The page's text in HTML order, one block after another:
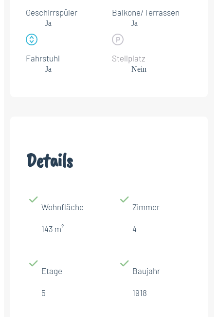
Geschirrspüler
Ja
Balkone/Terrassen
Ja
Fahrstuhl
Ja
Stellplatz
Nein
Details
Wohnfläche
143 m²
Zimmer
4
Etage
5
Baujahr
1918